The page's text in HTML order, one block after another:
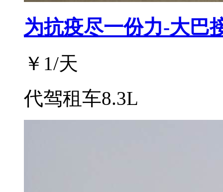
为抗疫尽一份力-大巴
￥ 1/天
代驾租车8.3L